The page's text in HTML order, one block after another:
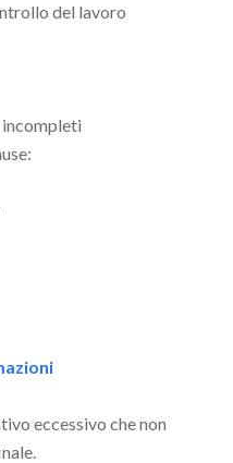
del lavoro
incompleti
eccessivo che non